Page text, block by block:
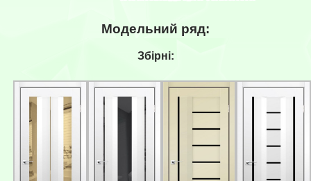
Модельний ряд:
Збірні: